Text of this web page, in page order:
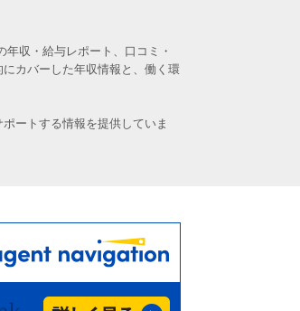
収・給与レポート、口コミ・
カバーした年収情報と、働く環
ートする情報を提供していま